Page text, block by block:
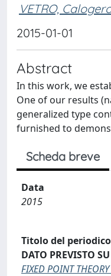
VETRO,
2015-01-01
Abstract
In this work, we
One of our results
generalized type
furnished to
Scheda breve
Data
2015
Titolo del periodico
DATO PREVISTO
FIXED POINT